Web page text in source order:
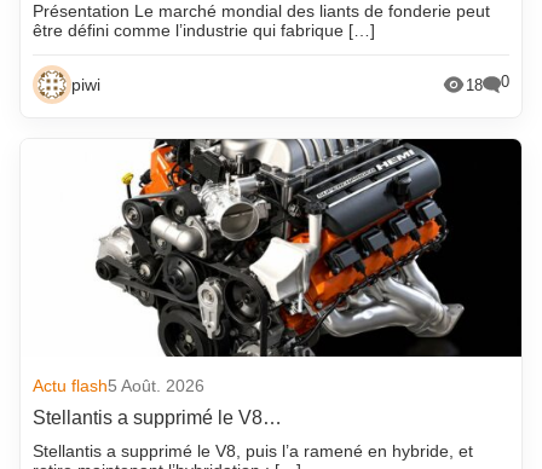
Présentation Le marché mondial des liants de fonderie peut
être défini comme l’industrie qui fabrique […]
piwi 18 0
Actu flash5 Août. 2026
Stellantis a supprimé le V8…
Stellantis a supprimé le V8, puis l’a ramené en hybride, et